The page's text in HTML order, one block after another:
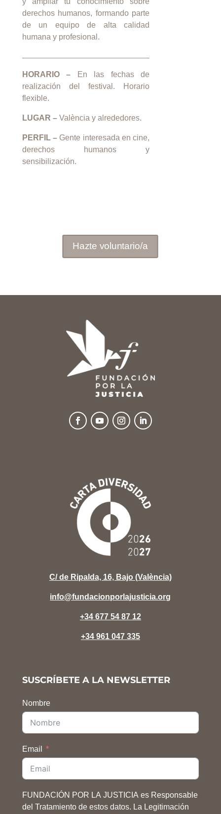
derechos humanos, formando parte
de un equipo de alta calidad
humana y profesional.
HORARIO –
En las fechas de
realización del festival. Horario
flexible.
LUGAR – València y alrededores.
PERFIL – Gente interesada en cine,
derechos humanos y
sensibilización.
Hazte voluntario/a
C/ de Ripalda, 16, Bajo (València)
info@fundacionporlajusticia.org
+34 677 54 87 12
+34 961 047 335
SUSCRÍBETE A LA NEWSLETTER
Nombre
Email
FUNDACIÓN POR LA JUSTICIA es Responsable
del Tratamiento de estos datos. La Legitimación